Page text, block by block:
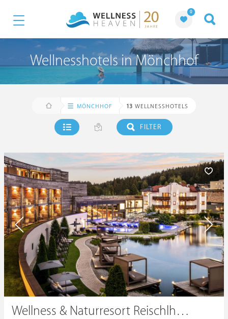
0
Wellnesshotels in Mönchhof
MÖNCHHOF 13 WELLNESSHOTELS
FILTER
Wellness & Naturresort Reischlhof ****S